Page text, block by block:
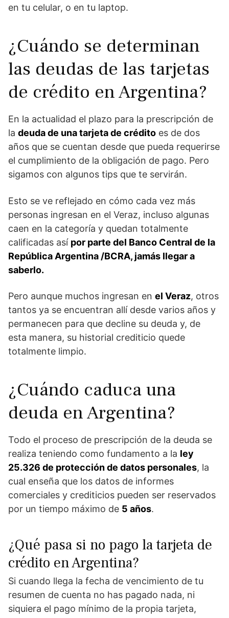
en tu celular, o en tu laptop.
¿Cuándo se determinan
las deudas de las tarjetas
de crédito en Argentina?
En la actualidad el plazo para la prescripción de
la deuda de una tarjeta de crédito es de dos
años que se cuentan desde que pueda requerirse
el cumplimiento de la obligación de pago. Pero
sigamos con algunos tips que te servirán.
Esto se ve reflejado en cómo cada vez más
personas ingresan en el Veraz, incluso algunas
caen en la categoría y quedan totalmente
calificadas así por parte del Banco Central de la
República Argentina /BCRA, jamás llegar a
saberlo.
Pero aunque muchos ingresan en el Veraz, otros
tantos ya se encuentran allí desde varios años y
permanecen para que decline su deuda y, de
esta manera, su historial crediticio quede
totalmente limpio.
¿Cuándo caduca una
deuda en Argentina?
Todo el proceso de prescripción de la deuda se
realiza teniendo como fundamento a la ley
25.326 de protección de datos personales, la
cual enseña que los datos de informes
comerciales y crediticios pueden ser reservados
por un tiempo máximo de 5 años.
¿Qué pasa si no pago la tarjeta de
crédito en Argentina?
Si cuando llega la fecha de vencimiento de tu
resumen de cuenta no has pagado nada, ni
siquiera el pago mínimo de la propia tarjeta,